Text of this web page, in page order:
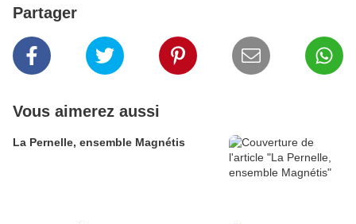
Partager
Vous aimerez aussi
La Pernelle, ensemble Magnétis